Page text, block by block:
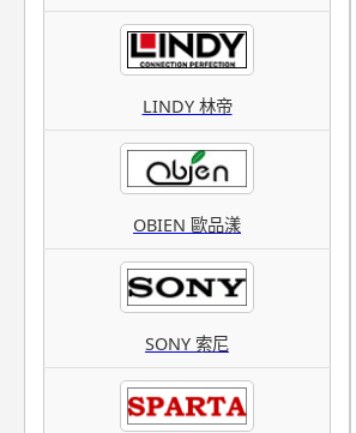
LINDY 林帝
OBIEN 歐品漾
SONY 索尼